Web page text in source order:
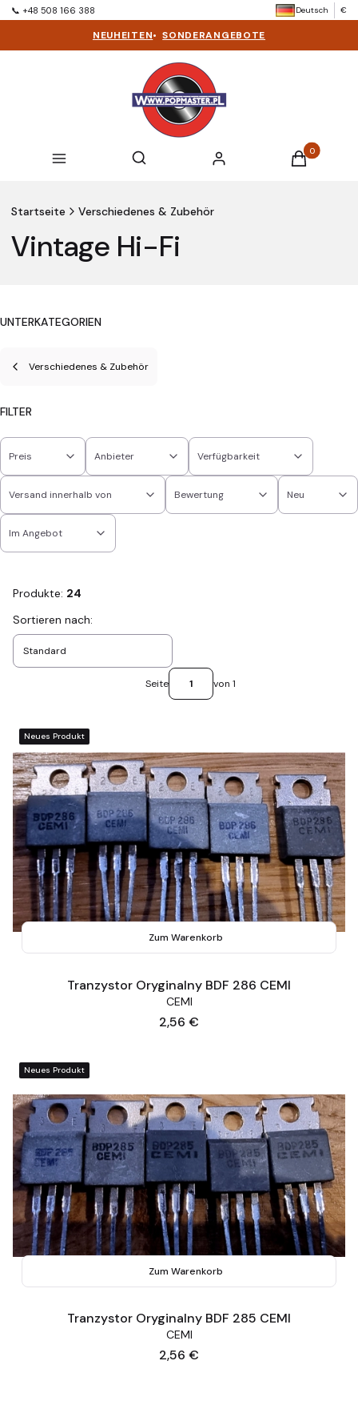
📞 +48 508 166 388 Deutsch €
NEUHEITEN• SONDERANGEBOTE
Menü Suchmaschine öffnen
Suchen Einloggen Produkte im
Warenkorb
Startseite Verschiedenes & Zubehör
Vintage Hi-Fi
UNTERKATEGORIEN
Verschiedenes & Zubehör
FILTER
Preis Anbieter Verfügbarkeit
Versand innerhalb von Bewertung Neu
Im Angebot
Produkte: 24
Produktliste
Sortieren nach:
Standard
Seite von 1
Neues Produkt
Zum Warenkorb
Tranzystor Oryginalny BDF 286 CEMI
CEMI
Preis
2,56 €
Neues Produkt
Zum Warenkorb
Tranzystor Oryginalny BDF 285 CEMI
CEMI
Preis
2,56 €